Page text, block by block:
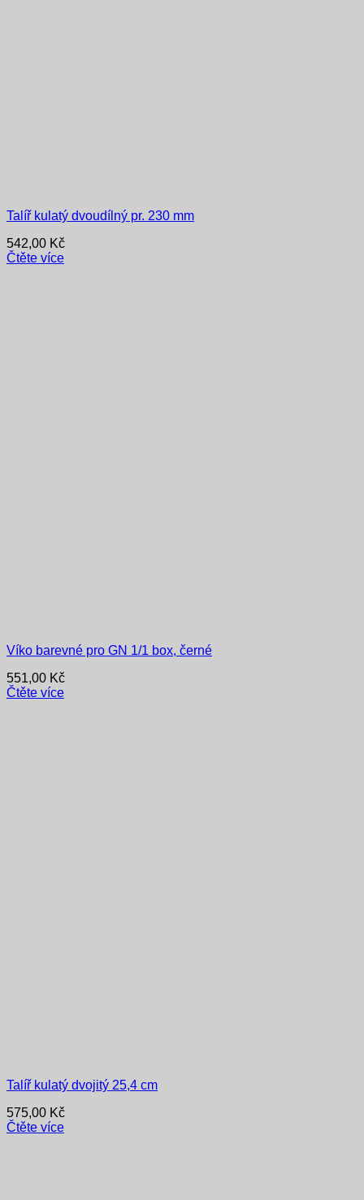
Talíř kulatý dvoudílný pr. 230 mm
542,00 Kč
Čtěte více
Víko barevné pro GN 1/1 box, černé
551,00 Kč
Čtěte více
Talíř kulatý dvojitý 25,4 cm
575,00 Kč
Čtěte více